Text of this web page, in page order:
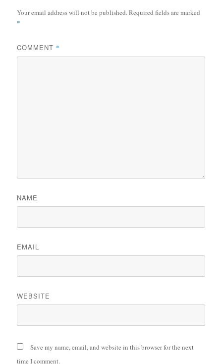
Your email address will not be published.Required fields are marked
*
COMMENT *
NAME
EMAIL
WEBSITE
Save my name, email, and website in this browser for the next
time I comment.